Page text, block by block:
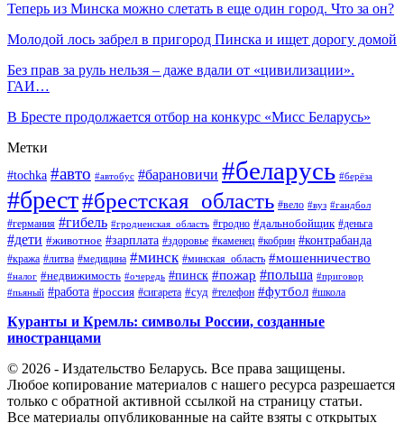
Теперь из Минска можно слетать в еще один город. Что за он?
Молодой лось забрел в пригород Пинска и ищет дорогу домой
Без прав за руль нельзя – даже вдали от «цивилизации».
ГАИ…
В Бресте продолжается отбор на конкурс «Мисс Беларусь»
Метки
#tochka #авто #автобус #барановичи #беларусь #берёза
#брест#брестская_область #вело #вуз #гандбол
#германия #гибель #гродненская_область #гродно #дальнобойщик #деньга
#дети #животное #зарплата #здоровье #каменец #кобрин #контрабанда
#кража #литва #медицина #минск #минская_область #мошенничество
#налог #недвижимость #очередь #пинск #пожар #польша #приговор
#пьяный #работа #россия #сигарета #суд #телефон #футбол #школа
Куранты и Кремль: символы России, созданные
иностранцами
© 2026 - Издательство Беларусь. Все права защищены.
Любое копирование материалов с нашего ресурса разрешается
только с обратной активной ссылкой на страницу статьи.
Все материалы опубликованные на сайте взяты с открытых